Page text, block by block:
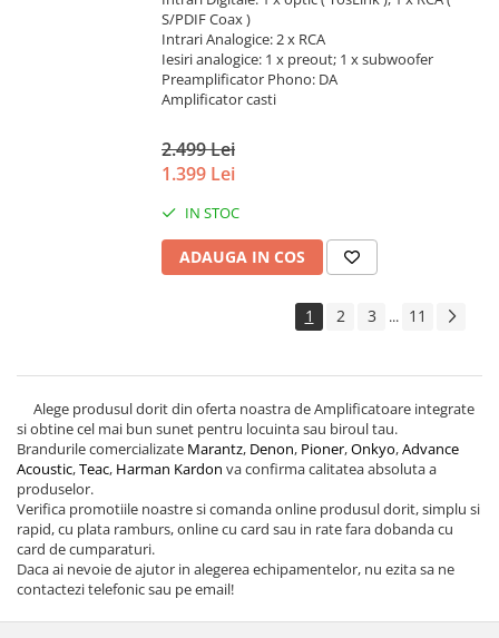
S/PDIF Coax )
Intrari Analogice: 2 x RCA
Iesiri analogice: 1 x preout; 1 x subwoofer
Preamplificator Phono: DA
Amplificator casti
2.499 Lei
1.399 Lei
IN STOC
ADAUGA IN COS
1 2 3 ... 11
Alege produsul dorit din oferta noastra de Amplificatoare integrate
si obtine cel mai bun sunet pentru locuinta sau biroul tau.
Brandurile comercializate Marantz, Denon, Pioner,Onkyo,Advance
Acoustic,Teac, Harman Kardon va confirma calitatea absoluta a
produselor.
Verifica promotiile noastre si comanda online produsul dorit, simplu si
rapid, cu plata ramburs, online cu card sau in rate fara dobanda cu
card de cumparaturi.
Daca ai nevoie de ajutor in alegerea echipamentelor, nu ezita sa ne
contactezi telefonic sau pe email!